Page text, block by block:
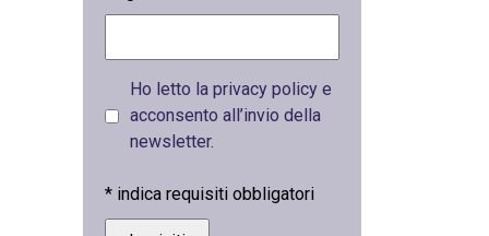
Ho letto la privacy policy e
acconsento all’invio della
newsletter.
* indica requisiti obbligatori